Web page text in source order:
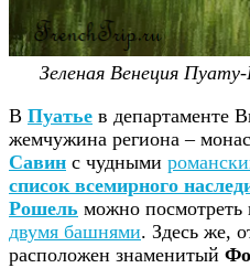
Зеленая Венеция
В Пуатье в департаменте
жемчужина региона –
Савин с чудными
список всемирного
Рошель можно посмотреть
двумя башнями. Здесь же,
расположен знаменитый